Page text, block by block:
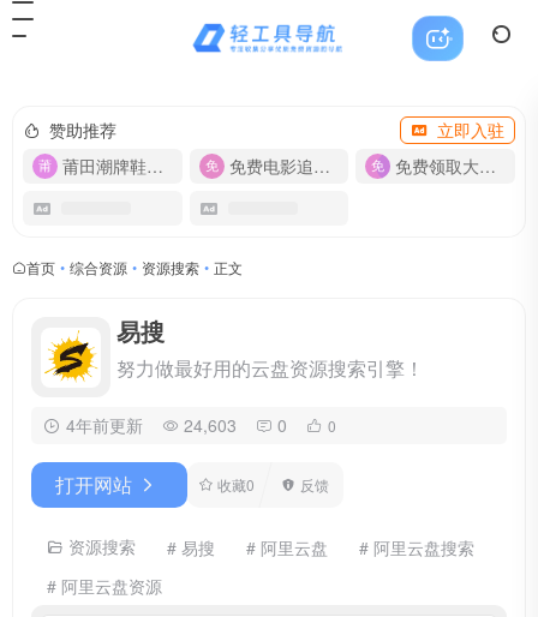
赞助推荐
立即入驻
莆田潮牌鞋服-货源
免费电影追剧APP 免费领取大流量卡【500G】
首页 • 综合资源 • 资源搜索 • 正文
易搜
努力做最好用的云盘资源搜索引擎！
4年前更新 24,603 0 0
打开网站 收藏0 反馈
资源搜索 # 易搜 # 阿里云盘
# 阿里云盘搜索
# 阿里云盘资源